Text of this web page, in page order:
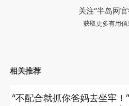
关注“半岛网
获取更多有用信
相关推荐
“不配合就抓你爸妈去坐牢！